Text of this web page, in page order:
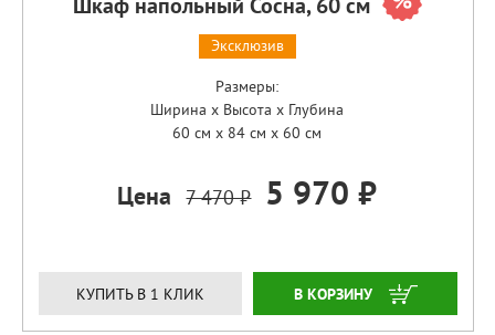
Эксклюзив
Размеры:
Ширина x Высота x Глубина
60 см x 84 см x 60 см
Цена 7 470 ₽ 5 970 ₽
КУПИТЬ В 1 КЛИК ЗАКАЗАТЬ